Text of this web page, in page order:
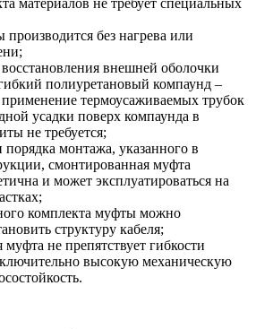
без нагрева или
внешней оболочки
полиуретановый компаунд –
термоусаживаемых трубок
усадки поверх компаунда в
не требуется;
монтажа, указанного в
смонтированная муфта
и может эксплуатироваться на
комплекта муфты можно
структуру кабеля;
не препятствует гибкости
высокую механическую